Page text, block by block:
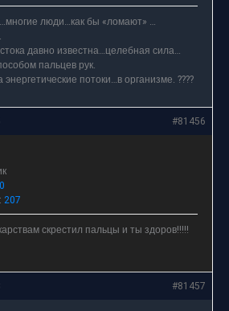
люди…как бы «ломают» …
давно известна…целебная сила…
пальцев рук.
потоки…в организме. ????
#81456
207
скрестил пальцы и ты здоров!!!!!
#81457